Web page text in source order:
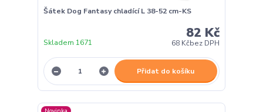
Šátek Dog Fantasy chladící L 38-52 cm-KS
82 Kč
68 Kčbez DPH
Skladem 1671
Přidat do košíku